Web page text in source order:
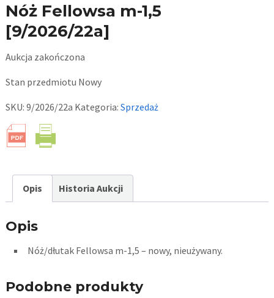
Nóż Fellowsa m-1,5
[9/2026/22a]
Aukcja zakończona
Stan przedmiotu Nowy
SKU: 9/2026/22a Kategoria: Sprzedaż
Opis Historia Aukcji
Opis
Nóż/dłutak Fellowsa m-1,5 – nowy, nieużywany.
Podobne produkty